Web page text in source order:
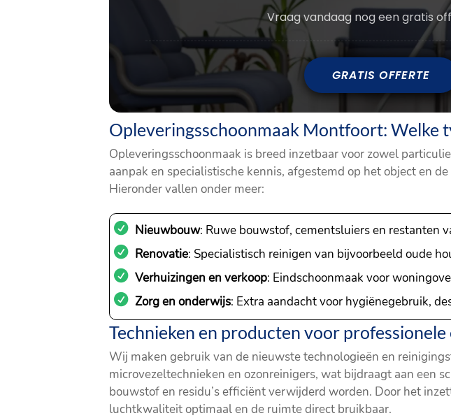
Vraag vandaag nog een gratis
GRATIS OFFERTE
Opleveringsschoonmaak Montfoort: Welke
Opleveringsschoonmaak is breed inzetbaar voor zowel
aanpak en specialistische kennis, afgestemd op het object en
Hieronder vallen onder meer:
Nieuwbouw: Ruwe bouwstof, cementsluiers en restanten
Renovatie: Specialistisch reinigen van bijvoorbeeld oude
Verhuizingen en verkoop: Eindschoonmaak voor
Zorg en onderwijs: Extra aandacht voor hygiënegebruik,
Technieken en producten voor
Wij maken gebruik van de nieuwste technologieën en
microvezeltechnieken en ozonreinigers, wat bijdraagt aan een
bouwstof en residu’s efficiënt verwijderd worden. Door het
luchtkwaliteit optimaal en de ruimte direct bruikbaar.